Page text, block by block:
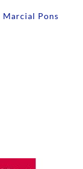
Marcial Pons